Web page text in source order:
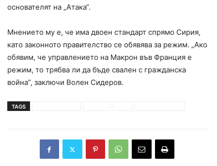
основателят на „Атака“.
Мнението му е, че има двоен стандарт спрямо Сирия,
като законното правителство се обявява за режим. „Ако
обявим, че управлението на Макрон във Франция е
режим, то трябва ли да бъде свален с гражданска
война”, заключи Волен Сидеров.
TAGS